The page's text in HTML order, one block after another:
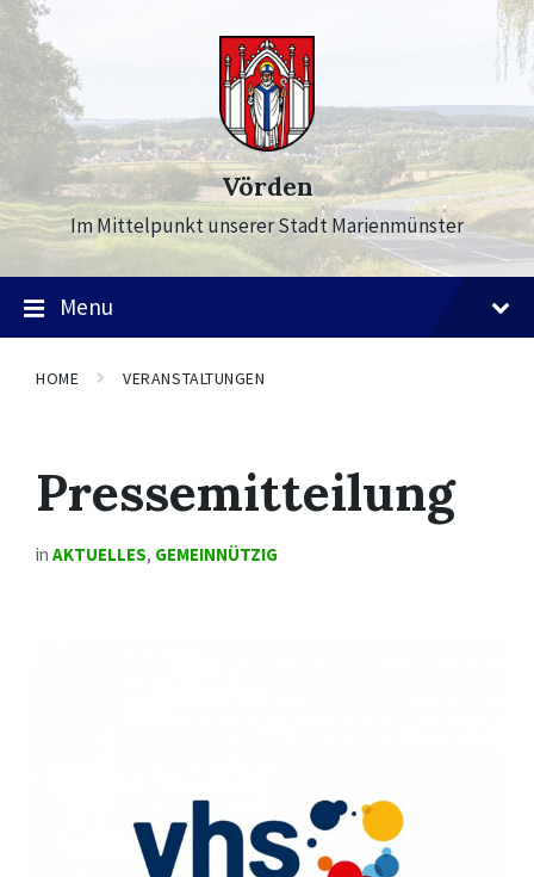
Skip
to
content
Skip
to
main
navigation
Skip
to
footer
Vörden
Im Mittelpunkt unserer Stadt Marienmünster
Menu
HOME VERANSTALTUNGEN
Pressemitteilung
in AKTUELLES, GEMEINNÜTZIG